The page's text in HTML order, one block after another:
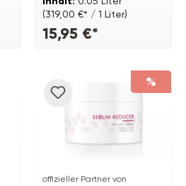
Peelingmaske
(319,00 €* / 1 Liter)
15,95 €*
%
offizieller Partner von